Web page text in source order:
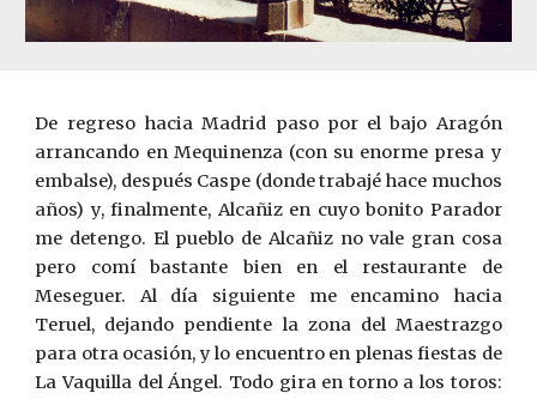
De regreso hacia Madrid paso por el bajo Aragón
arrancando en Mequinenza (con su enorme presa y
embalse), después Caspe (donde trabajé hace muchos
años) y, finalmente, Alcañiz en cuyo bonito Parador
me detengo. El pueblo de Alcañiz no vale gran cosa
pero comí bastante bien en el restaurante de
Meseguer. Al día siguiente me encamino hacia
Teruel, dejando pendiente la zona del Maestrazgo
para otra ocasión, y lo encuentro en plenas fiestas de
La Vaquilla del Ángel. Todo gira en torno a los toros: